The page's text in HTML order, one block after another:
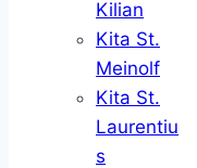
Kilian
Kita St.
Meinolf
Kita St.
Laurentiu
s